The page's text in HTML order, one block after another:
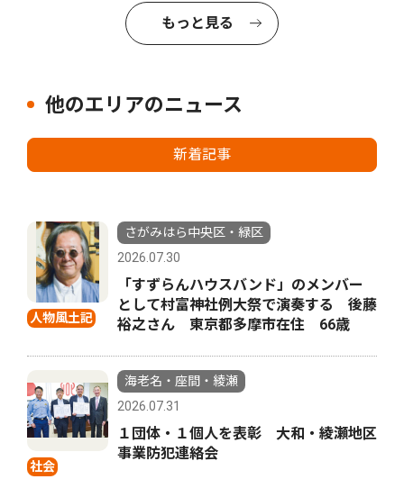
もっと見る
他のエリアのニュース
新着記事
人物風土記
さがみはら中央区・緑区
2026.07.30
「すずらんハウスバンド」のメンバー
として村富神社例大祭で演奏する 後藤
裕之さん 東京都多摩市在住 66歳
社会
海老名・座間・綾瀬
2026.07.31
１団体・１個人を表彰 大和・綾瀬地区
事業防犯連絡会